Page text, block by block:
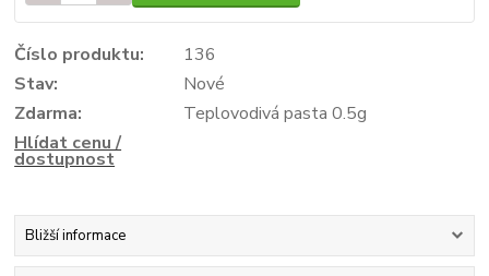
Číslo produktu:
136
Stav:
Nové
Zdarma:
Teplovodivá pasta 0.5g
Hlídat cenu /
dostupnost
Bližší informace